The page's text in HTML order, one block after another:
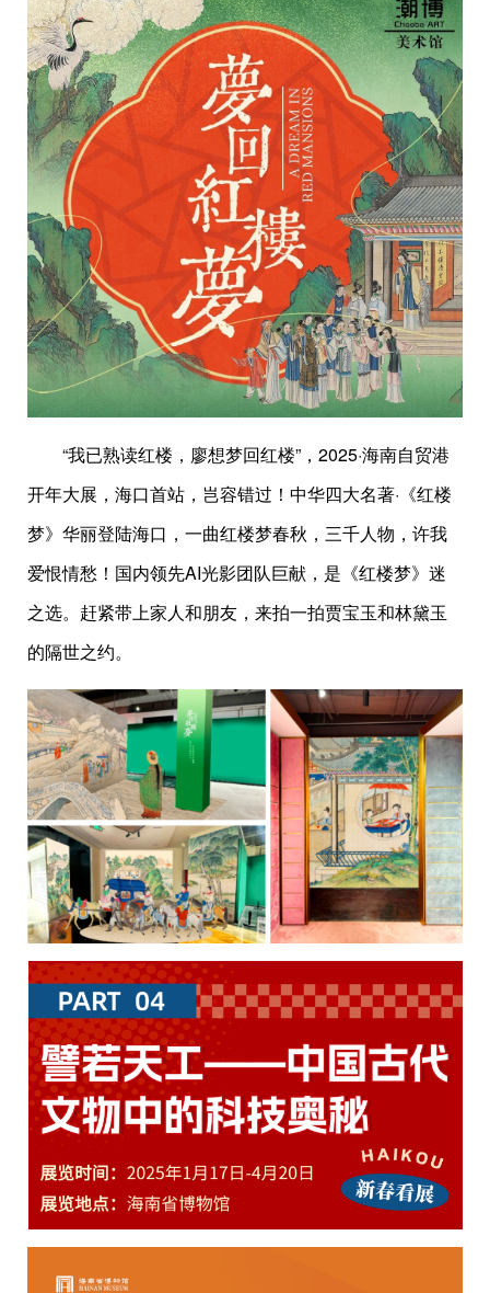
“我已熟读红楼，廖想梦回红楼”，2025·海南自贸港
开年大展，海口首站，岂容错过！中华四大名著·《红楼
梦》华丽登陆海口，一曲红楼梦春秋，三千人物，许我
爱恨情愁！国内领先AI光影团队巨献，是《红楼梦》迷
之选。赶紧带上家人和朋友，来拍一拍贾宝玉和林黛玉
的隔世之约。